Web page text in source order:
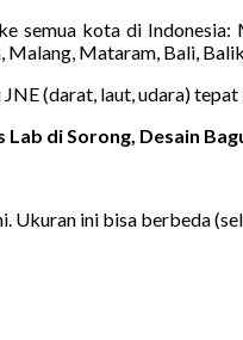
semua kota di Indonesia:
Malang, Mataram, Bali,
(darat, laut, udara) tepat
di Sorong, Desain
Ukuran ini bisa berbeda